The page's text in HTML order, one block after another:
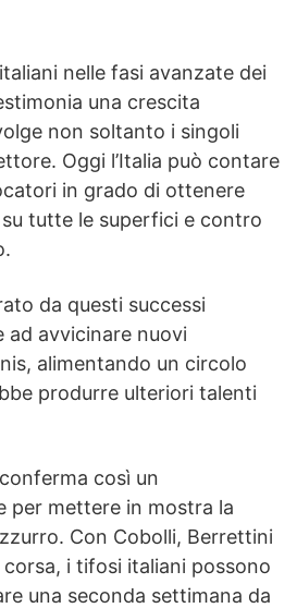
nelle fasi avanzate dei
una crescita
non soltanto i singoli
Oggi l’Italia può contare
in grado di ottenere
tutte le superfici e contro
da questi successi
avvicinare nuovi
alimentando un circolo
produrre ulteriori talenti
così un
per mettere in mostra la
Con Cobolli, Berrettini
i tifosi italiani possono
una seconda settimana da